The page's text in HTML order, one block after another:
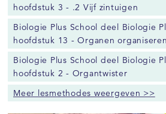
hoofdstuk 3 - .2 Vijf zintuigen
Biologie Plus School deel Biologie
hoofdstuk 13 - Organen organiseren
Biologie Plus School deel Biologie
hoofdstuk 2 - Organtwister
Meer lesmethodes weergeven >>